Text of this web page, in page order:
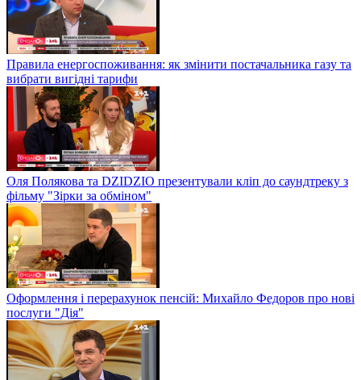
Правила енергоспоживання: як змінити постачальника газу та
вибрати вигідні тарифи
Оля Полякова та DZIDZIO презентували кліп до саундтреку з
фільму "Зірки за обміном"
Оформлення і перерахунок пенсій: Михайло Федоров про нові
послуги "Дія"